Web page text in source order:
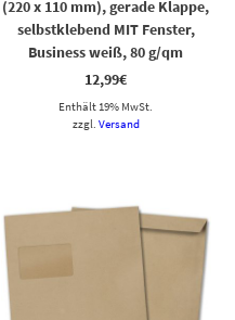
(220 x 110 mm), gerade Klappe,
selbstklebend MIT Fenster,
Business weiß, 80 g/qm
12,99€
Enthält 19% MwSt.
zzgl. Versand